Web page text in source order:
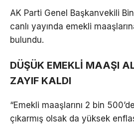
AK Parti Genel Başkanvekili
canlı yayında emekli
bulundu.
DÜŞÜK EMEKLİ MAAŞI
ZAYIF KALDI
“Emekli maaşlarını 2 bin
çıkarmış olsak da yüksek